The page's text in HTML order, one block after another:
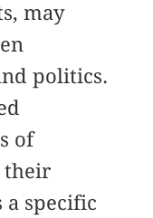
may
politics.
of
their
specific